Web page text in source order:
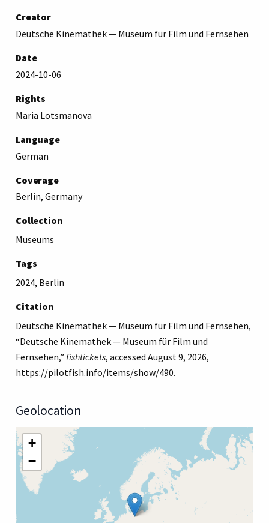
Creator
Deutsche Kinemathek — Museum für Film und Fernsehen
Date
2024-10-06
Rights
Maria Lotsmanova
Language
German
Coverage
Berlin, Germany
Collection
Museums
Tags
2024, Berlin
Citation
Deutsche Kinemathek — Museum für Film und Fernsehen,
“Deutsche Kinemathek — Museum für Film und
Fernsehen,” fishtickets, accessed August 9, 2026,
https://pilotfish.info/items/show/490.
Geolocation
+
−